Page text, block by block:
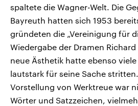
spaltete die Wagner-Welt. Die
Bayreuth hatten sich 1953
gründeten die „Vereinigung für
Wiedergabe der Dramen
neue Ästhetik hatte ebenso
lautstark für seine Sache
Vorstellung von Werktreue war
Wörter und Satzzeichen,